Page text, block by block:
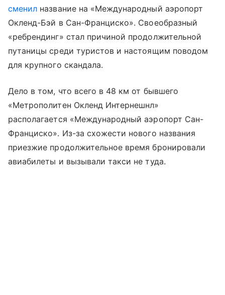
сменил название на «Международный аэропорт
Окленд-Бэй в Сан-Франциско». Своеобразный
«ребрендинг» стал причиной продолжительной
путаницы среди туристов и настоящим поводом
для крупного скандала.
Дело в том, что всего в 48 км от бывшего
«Метрополитен Окленд Интернешнл»
располагается «Международный аэропорт Сан-
Франциско». Из-за схожести нового названия
приезжие продолжительное время бронировали
авиабилеты и вызывали такси не туда.